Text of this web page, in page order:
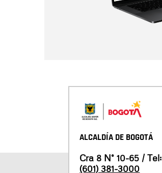
ALCALDÍA DE BOGOTÁ
Cra 8 N° 10-65 / Tel:
(601) 381-3000